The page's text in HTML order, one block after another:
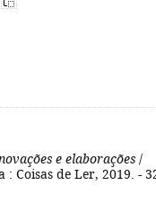
e elaborações /
Coisas de Ler, 2019. -